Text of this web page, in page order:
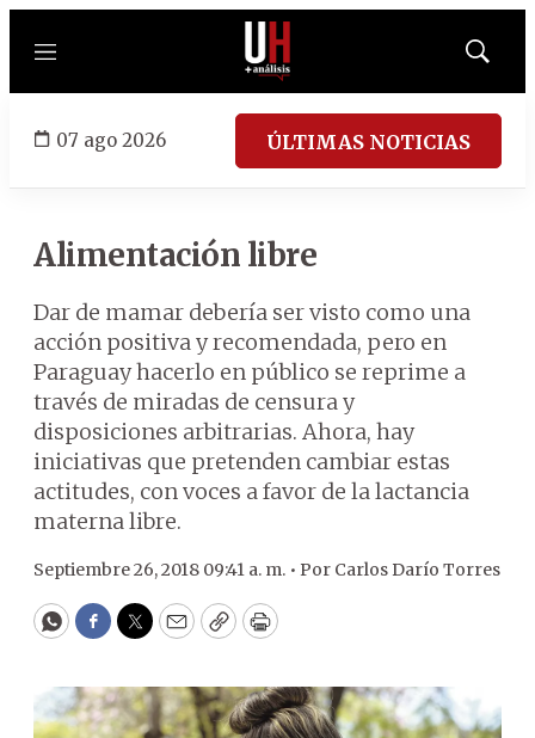
Menú
Mostrar
07 ago 2026 ÚLTIMAS NOTICIAS
Alimentación libre
Dar de mamar debería ser visto como una
acción positiva y recomendada, pero en
Paraguay hacerlo en público se reprime a
través de miradas de censura y
disposiciones arbitrarias. Ahora, hay
iniciativas que pretenden cambiar estas
actitudes, con voces a favor de la lactancia
materna libre.
Septiembre 26, 2018 09:41 a. m. • Por Carlos Darío Torres
WhatsApp
Facebook
Twitter
EmailCopyPrint